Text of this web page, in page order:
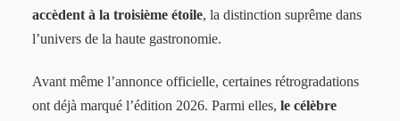
accèdent à la troisième étoile, la distinction suprême dans
l’univers de la haute gastronomie.
Avant même l’annonce officielle, certaines rétrogradations
ont déjà marqué l’édition 2026. Parmi elles, le célèbre